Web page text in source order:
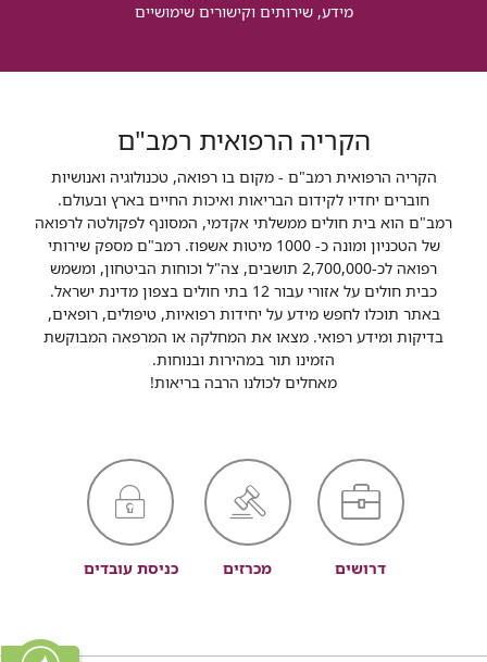
מידע, שירותים וקישורים שימושיים
הקריה הרפואית רמב"ם
הקריה הרפואית רמב"ם - מקום בו רפואה, טכנולוגיה ואנושיות
חוברים יחדיו לקידום הבריאות ואיכות החיים בארץ ובעולם.
רמב"ם הוא בית חולים ממשלתי אקדמי, המסונף לפקולטה לרפואה
של הטכניון ומונה כ- 1000 מיטות אשפוז. רמב"ם מספק שירותי
רפואה לכ-2,700,000 תושבים, צה"ל וכוחות הביטחון, ומשמש
כבית חולים על אזורי עבור 12 בתי חולים בצפון מדינת ישראל.
באתר תוכלו לחפש מידע על יחידות רפואיות, טיפולים, רופאים,
בדיקות ומידע רפואי. מצאו את המחלקה או המרפאה המבוקשת
הזמינו תור במהירות ובנוחות.
מאחלים לכולנו הרבה בריאות!
דרושים מכרזים כניסת עובדים